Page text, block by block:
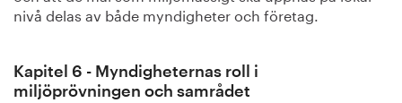
nivå delas av både myndigheter och företag.
Kapitel 6 - Myndigheternas roll i
miljöprövningen och samrådet